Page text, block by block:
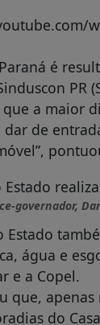
Paraná é
PR
a maior
de
governador,
Estado
água e
e a Copel.
que,
do